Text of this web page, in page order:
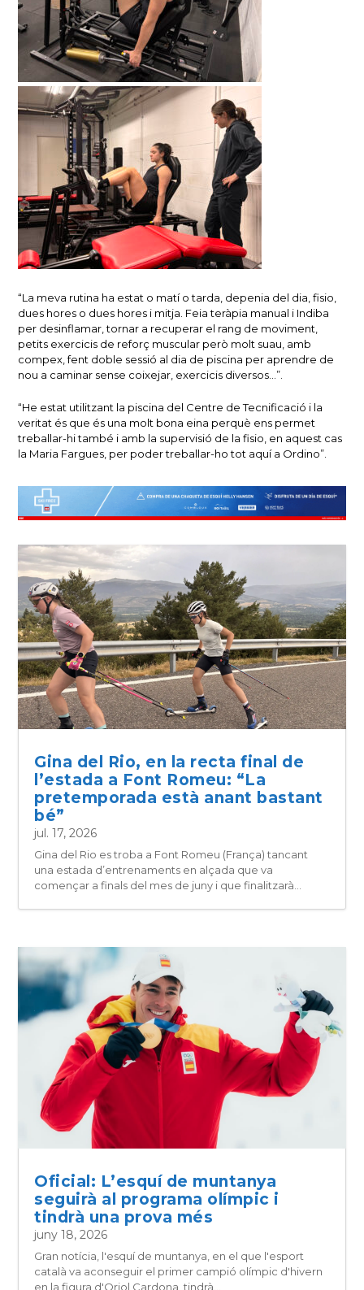
“La meva rutina ha estat o matí o tarda, depenia del dia, fisio,
dues hores o dues hores i mitja. Feia teràpia manual i Indiba
per desinflamar, tornar a recuperar el rang de moviment,
petits exercicis de reforç muscular però molt suau, amb
compex, fent doble sessió al dia de piscina per aprendre de
nou a caminar sense coixejar, exercicis diversos…”.
“He estat utilitzant la piscina del Centre de Tecnificació i la
veritat és que és una molt bona eina perquè ens permet
treballar-hi també i amb la supervisió de la fisio, en aquest cas
la Maria Fargues, per poder treballar-ho tot aquí a Ordino”.
Gina del Rio, en la recta final de
l’estada a Font Romeu: “La
pretemporada està anant bastant
bé”
jul. 17, 2026
Gina del Rio es troba a Font Romeu (França) tancant
una estada d’entrenaments en alçada que va
començar a finals del mes de juny i que finalitzarà...
Oficial: L’esquí de muntanya
seguirà al programa olímpic i
tindrà una prova més
juny 18, 2026
Gran notícia, l'esquí de muntanya, en el que l'esport
català va aconseguir el primer campió olímpic d'hivern
en la figura d'Oriol Cardona, tindrà...